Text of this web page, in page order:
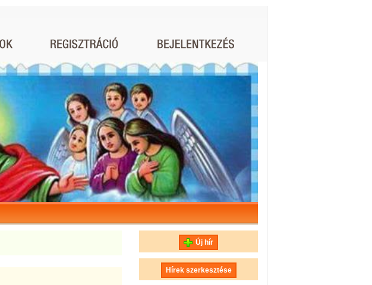
Új hír
Hírek szerkesztése